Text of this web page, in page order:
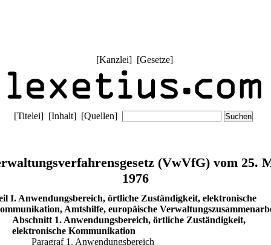
[Kanzlei] [Gesetze]
[Titelei] [Inhalt] [Quellen]
(VwVfG) vom 25.
1976
I. Anwendungsbereich, örtliche Zuständigkeit, elektronische
Amtshilfe, europäische
Abschnitt 1. Anwendungsbereich, örtliche Zuständigkeit,
elektronische Kommunikation
Paragraf 1. Anwendungsbereich